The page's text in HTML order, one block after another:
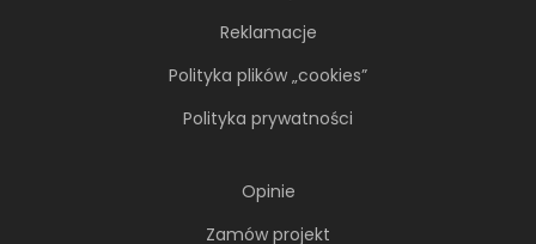
Reklamacje
Polityka plików „cookies”
Polityka prywatności
Opinie
Zamów projekt